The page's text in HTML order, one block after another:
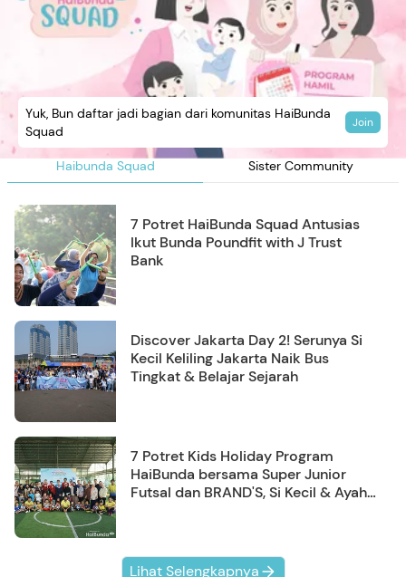
Haibunda Squad Sister Community
Yuk, Bun daftar jadi bagian dari komunitas HaiBunda
Squad
Join
7 Potret HaiBunda Squad Antusias
Ikut Bunda Poundfit with J Trust
Bank
Discover Jakarta Day 2! Serunya Si
Kecil Keliling Jakarta Naik Bus
Tingkat & Belajar Sejarah
7 Potret Kids Holiday Program
HaiBunda bersama Super Junior
Futsal dan BRAND'S, Si Kecil & Ayah
Lihat Selengkapnya